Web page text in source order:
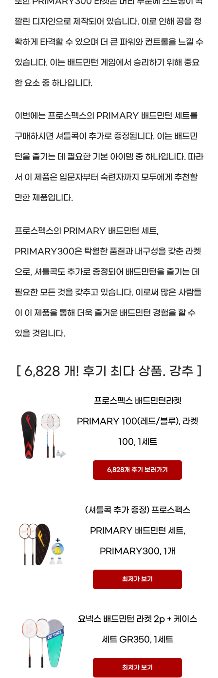
깔린 디자인으로 제작되어 있습니다. 이로 인해 공을 정
확하게 타격할 수 있으며 더 큰 파워와 컨트롤을 느낄 수
있습니다. 이는 배드민턴 게임에서 승리하기 위해 중요
한 요소 중 하나입니다.
이번에는 프로스펙스의 PRIMARY 배드민턴 세트를
구매하시면 셔틀콕이 추가로 증정됩니다. 이는 배드민
턴을 즐기는 데 필요한 기본 아이템 중 하나입니다. 따라
서 이 제품은 입문자부터 숙련자까지 모두에게 추천할
만한 제품입니다.
프로스펙스의 PRIMARY 배드민턴 세트,
PRIMARY300은 탁월한 품질과 내구성을 갖춘 라켓
으로, 셔틀콕도 추가로 증정되어 배드민턴을 즐기는 데
필요한 모든 것을 갖추고 있습니다. 이로써 많은 사람들
이 이 제품을 통해 더욱 즐거운 배드민턴 경험을 할 수
있을 것입니다.
[ 6,828 개! 후기 최다 상품. 강추 ]
프로스펙스 배드민턴라켓
PRIMARY 100(레드/블루), 라켓
100, 1세트
6,828개 후기 보러가기
(셔틀콕 추가 증정) 프로스펙스
PRIMARY 배드민턴 세트,
PRIMARY300, 1개
최저가 보기
요넥스 배드민턴 라켓 2p + 케이스
세트 GR350, 1세트
최저가 보기